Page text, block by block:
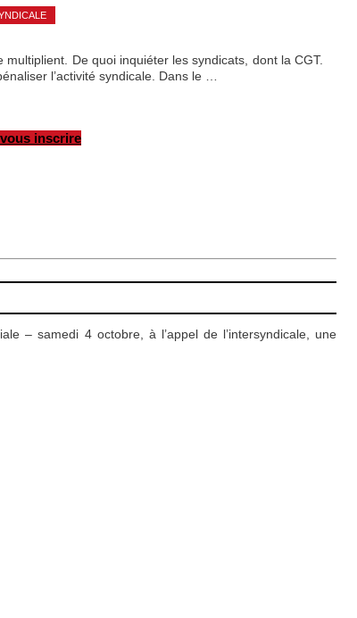
De quoi inquiéter les syndicats, dont la CGT.
l’activité syndicale. Dans le …
inscrire
– samedi 4 octobre, à l’appel de l’intersyndicale, une